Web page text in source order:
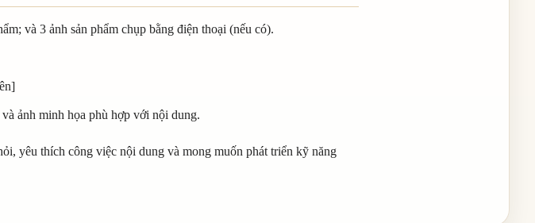
và 3 ảnh sản phẩm chụp bằng điện thoại (nếu có).
ảnh minh họa phù hợp với nội dung.
yêu thích công việc nội dung và mong muốn phát triển kỹ năng